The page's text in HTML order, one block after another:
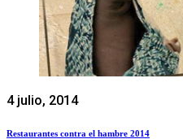
4 julio, 2014
Restaurantes contra el hambre 2014